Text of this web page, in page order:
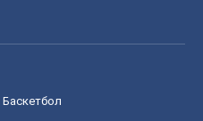
Баскетбол